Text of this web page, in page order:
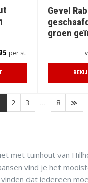
per st.
Gevel
groen
2 3 … 8
met tuinhout van
vind je het
dat iedereen